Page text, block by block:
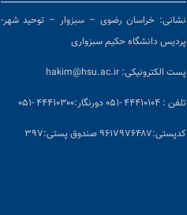
نشانی: خراسان رضوی – سبزوار – توحید شهر-
پردیس دانشگاه حکیم سبزواری
پست الکترونیکی: hakim@hsu.ac.ir
تلفن : ۴۴۴۱۰۱۰۴ -۰۵۱ دورنگار:۴۴۴۱۰۳۰۰ -۰۵۱
کدپستی:۹۶۱۷۹۷۶۴۸۷ صندوق پستی:۳۹۷